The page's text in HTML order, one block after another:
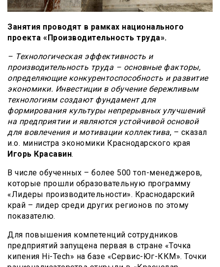
Занятия проводят в рамках национального
проекта «Производительность труда».
– Технологическая эффективность и
производительность труда – основные факторы,
определяющие конкурентоспособность и развитие
экономики. Инвестиции в обучение бережливым
технологиям создают фундамент для
формирования культуры непрерывных улучшений
на предприятии и являются устойчивой основой
для вовлечения и мотивации коллектива, – сказал
и.о. министра экономики Краснодарского края
Игорь Красавин.
В числе обученных – более 500 топ-менеджеров,
которые прошли образовательную программу
«Лидеры производительности». Краснодарский
край – лидер среди других регионов по этому
показателю.
Для повышения компетенций сотрудников
предприятий запущена первая в стране «Точка
кипения Hi-Tech» на базе «Сервис-Юг-ККМ». Точки